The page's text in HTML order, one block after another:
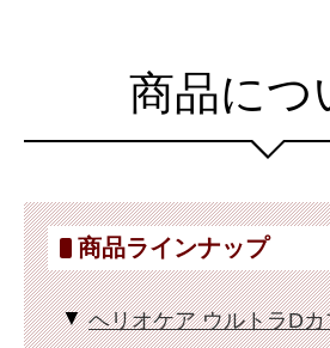
商品につ
商品ラインナップ
ヘリオケア ウルトラD